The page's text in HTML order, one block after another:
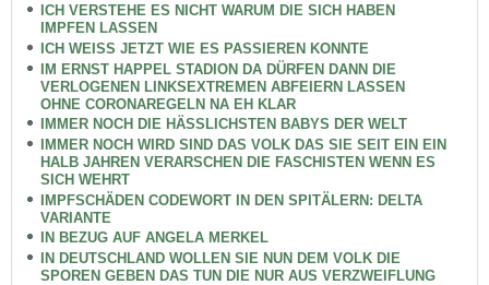
ICH VERSTEHE ES NICHT WARUM DIE SICH HABEN
IMPFEN LASSEN
ICH WEISS JETZT WIE ES PASSIEREN KONNTE
IM ERNST HAPPEL STADION DA DÜRFEN DANN DIE
VERLOGENEN LINKSEXTREMEN ABFEIERN LASSEN
OHNE CORONAREGELN NA EH KLAR
IMMER NOCH DIE HÄSSLICHSTEN BABYS DER WELT
IMMER NOCH WIRD SIND DAS VOLK DAS SIE SEIT EIN EIN
HALB JAHREN VERARSCHEN DIE FASCHISTEN WENN ES
SICH WEHRT
IMPFSCHÄDEN CODEWORT IN DEN SPITÄLERN: DELTA
VARIANTE
IN BEZUG AUF ANGELA MERKEL
IN DEUTSCHLAND WOLLEN SIE NUN DEM VOLK DIE
SPOREN GEBEN DAS TUN DIE NUR AUS VERZWEIFLUNG